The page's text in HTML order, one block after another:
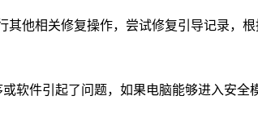
他相关修复操作，尝试修复引导记录，根
软件引起了问题，如果电脑能够进入安